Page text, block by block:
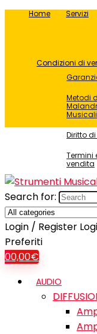
Home Servizi
Condizioni di
Metodi
Musicali
Diritto
Termini
vendita
Search for:
Login / Register
Preferiti
00,00€
AUDIO